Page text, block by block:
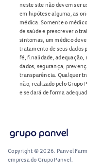
neste site não devem ser
em hipótese alguma, as
médica. Somente o
de saúde e prescrever o
sintomas, um médico
tratamento de seus dados
fé, finalidade, adequação,
dados, segurança,
transparência. Qualquer
não, realizado pelo Grupo
e se dará de forma
Copyright © 2026. Panvel
empresa do Grupo Panvel.